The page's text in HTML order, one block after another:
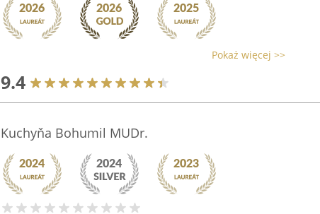
Pokaż więcej >>
9.4
Kuchyňa Bohumil MUDr.